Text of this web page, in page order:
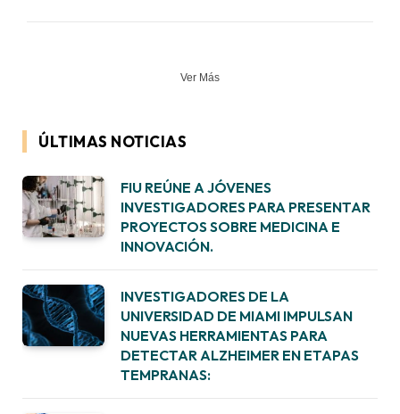
Ver Más
ÚLTIMAS NOTICIAS
FIU REÚNE A JÓVENES
INVESTIGADORES PARA PRESENTAR
PROYECTOS SOBRE MEDICINA E
INNOVACIÓN.
INVESTIGADORES DE LA
UNIVERSIDAD DE MIAMI IMPULSAN
NUEVAS HERRAMIENTAS PARA
DETECTAR ALZHEIMER EN ETAPAS
TEMPRANAS: